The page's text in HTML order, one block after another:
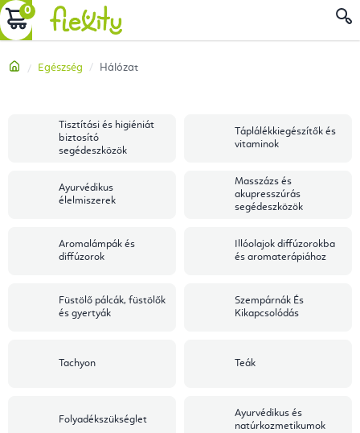
Ugrás
a
tartalomhoz
KOSÁR
Kezdőlap
Egészség Hálózat
Tisztítási és higiéniát
biztosító
segédeszközök
Táplálékkiegészítők és
vitaminok
Ayurvédikus
élelmiszerek
Masszázs és
akupresszúrás
segédeszközök
Aromalámpák és
diffúzorok
Illóolajok diffúzorokba
és aromaterápiához
Füstölő pálcák, füstölők
és gyertyák
Szempárnák És
Kikapcsolódás
Tachyon Teák
Folyadékszükséglet
Ayurvédikus és
natúrkozmetikumok